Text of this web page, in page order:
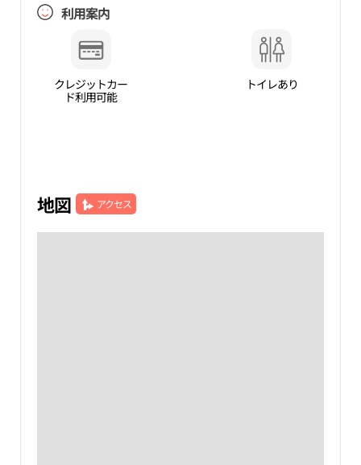
利用案内
クレジットカー
ド利用可能
トイレあり
地図 アクセス